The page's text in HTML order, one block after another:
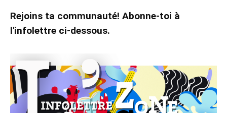
Rejoins ta communauté! Abonne-toi à
l'infolettre ci-dessous.